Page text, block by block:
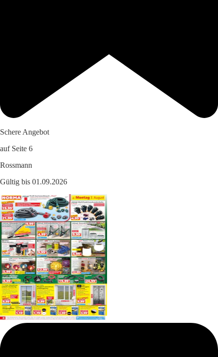
Schere Angebot
auf Seite 6
Rossmann
Gültig bis 01.09.2026